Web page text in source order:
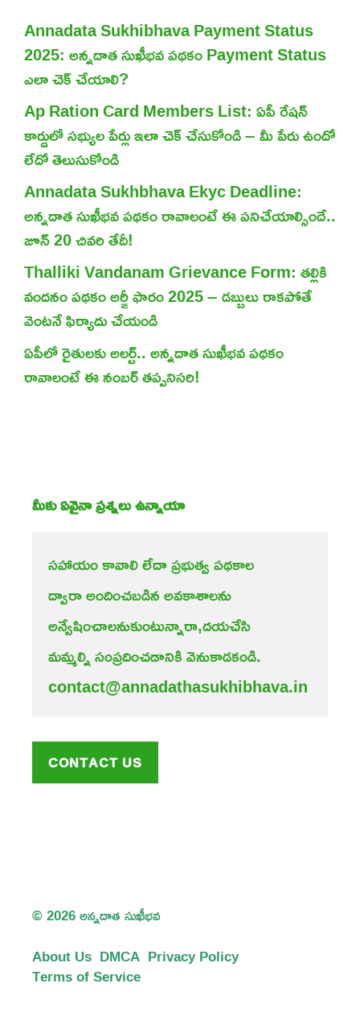
Annadata Sukhibhava Payment Status
2025: అన్నదాత సుఖీభవ పథకం Payment Status
ఎలా చెక్ చేయాలి?
Ap Ration Card Members List: ఏపీ రేషన్
కార్డులో సభ్యుల పేర్లు ఇలా చెక్ చేసుకోండి – మీ పేరు ఉందో
లేదో తెలుసుకోండి
Annadata Sukhbhava Ekyc Deadline:
అన్నదాత సుఖీభవ పథకం రావాలంటే ఈ పనిచేయాల్సిందే..
జూన్ 20 చివరి తేదీ!
Thalliki Vandanam Grievance Form: తల్లికి
వందనం పథకం అర్జీ ఫారం 2025 – డబ్బులు రాకపోతే
వెంటనే ఫిర్యాదు చేయండి
ఏపీలో రైతులకు అలర్ట్.. అన్నదాత సుఖీభవ పథకం
రావాలంటే ఈ నంబర్ తప్పనిసరి!
మీకు ఏవైనా ప్రశ్నలు ఉన్నాయా
సహాయం కావాలి లేదా ప్రభుత్వ పథకాల
ద్వారా అందించబడిన అవకాశాలను
అన్వేషించాలనుకుంటున్నారా,దయచేసి
మమ్మల్ని సంప్రదించడానికి వెనుకాడకండి.
contact@annadathasukhibhava.in
CONTACT US
© 2026 అన్నదాత సుఖీభవ
About Us DMCA Privacy Policy
Terms of Service